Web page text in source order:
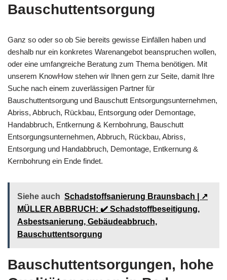
Bauschuttentsorgung
Ganz so oder so ob Sie bereits gewisse Einfällen haben und
deshalb nur ein konkretes Warenangebot beanspruchen wollen,
oder eine umfangreiche Beratung zum Thema benötigen. Mit
unserem KnowHow stehen wir Ihnen gern zur Seite, damit Ihre
Suche nach einem zuverlässigen Partner für
Bauschuttentsorgung und Bauschutt Entsorgungsunternehmen,
Abriss, Abbruch, Rückbau, Entsorgung oder Demontage,
Handabbruch, Entkernung & Kernbohrung, Bauschutt
Entsorgungsunternehmen, Abbruch, Rückbau, Abriss,
Entsorgung und Handabbruch, Demontage, Entkernung &
Kernbohrung ein Ende findet.
Siehe auch Schadstoffsanierung Braunsbach | ↗️
MÜLLER ABBRUCH: ✔️ Schadstoffbeseitigung,
Asbestsanierung, Gebäudeabbruch,
Bauschuttentsorgung
Bauschuttentsorgungen, hohe